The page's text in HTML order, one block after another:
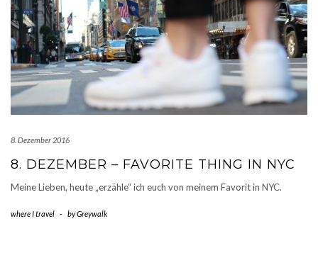
8. Dezember 2016
8. DEZEMBER – FAVORITE THING IN NYC
Meine Lieben, heute „erzähle“ ich euch von meinem Favorit in NYC.
where I travel - byGreywalk